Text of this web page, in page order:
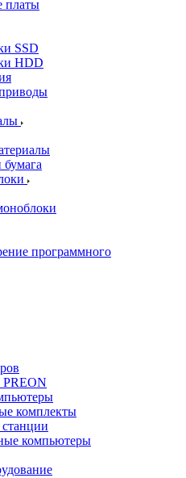
платы
SSD
HDD
программного
комплекты
компьютеры